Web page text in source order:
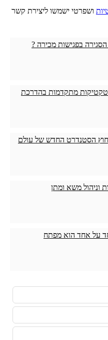
ושפרטי ישמשו ליצירת קשר
בפגישות מכירה ?
וטקטיקות מתקדמות בהדרכת
חוץ הסטנדרט החדש של עולם
וניהול משא ומתן
על אחד הוא מפתח